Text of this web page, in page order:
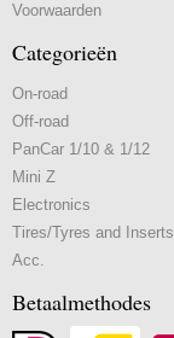
Voorwaarden
Categorieën
On-road
Off-road
PanCar 1/10 & 1/12
Mini Z
Electronics
Tires/Tyres and Inserts
Acc.
Betaalmethodes